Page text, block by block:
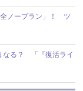
全ノープラン」！ ツ
なる？ 「『復活ライ